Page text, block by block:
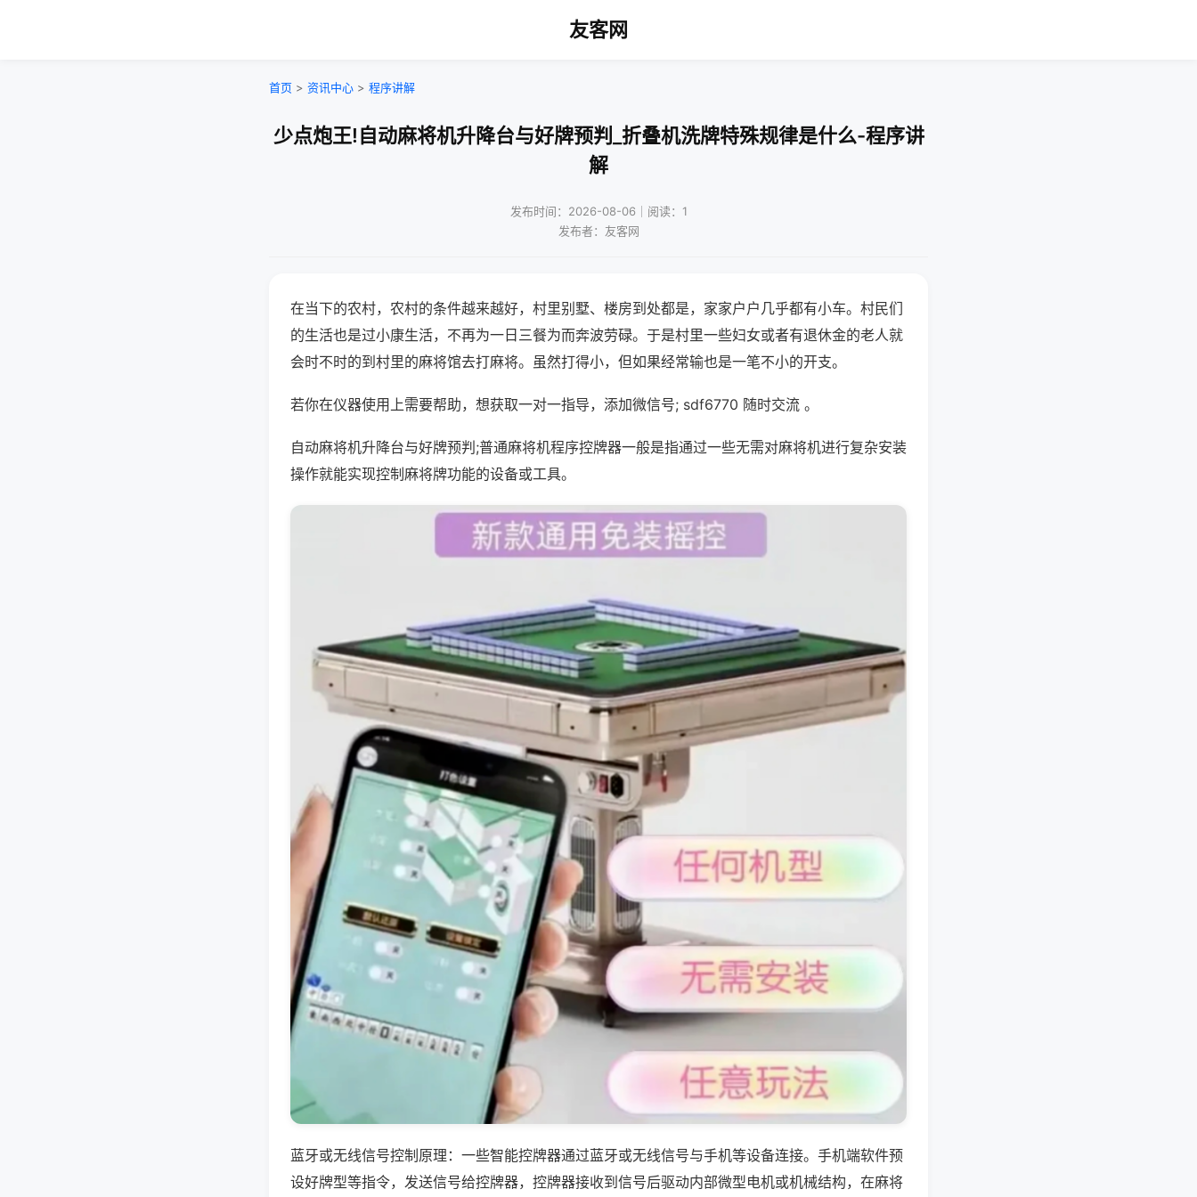
友客网
首页 > 资讯中心 > 程序讲解
少点炮王!自动麻将机升降台与好牌预判_折叠机洗牌特殊规律是什么-程序讲
解
发布时间：2026-08-06｜阅读：1
发布者：友客网
在当下的农村，农村的条件越来越好，村里别墅、楼房到处都是，家家户户几乎都有小车。村民们
的生活也是过小康生活，不再为一日三餐为而奔波劳碌。于是村里一些妇女或者有退休金的老人就
会时不时的到村里的麻将馆去打麻将。虽然打得小，但如果经常输也是一笔不小的开支。
若你在仪器使用上需要帮助，想获取一对一指导，添加微信号; sdf6770 随时交流 。
自动麻将机升降台与好牌预判;普通麻将机程序控牌器一般是指通过一些无需对麻将机进行复杂安装
操作就能实现控制麻将牌功能的设备或工具。
蓝牙或无线信号控制原理：一些智能控牌器通过蓝牙或无线信号与手机等设备连接。手机端软件预
设好牌型等指令，发送信号给控牌器，控牌器接收到信号后驱动内部微型电机或机械结构，在麻将